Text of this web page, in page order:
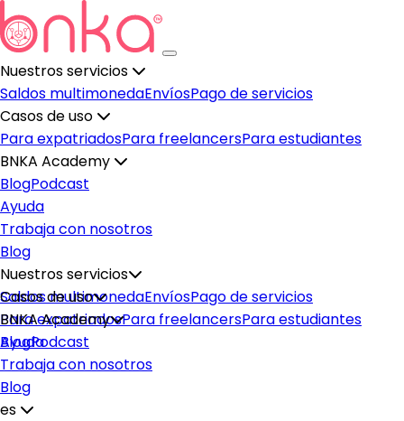
Nuestros servicios
Saldos multimonedaEnvíosPago de servicios
Casos de uso
Para expatriadosPara freelancersPara estudiantes
BNKA Academy
BlogPodcast
Ayuda
Trabaja con nosotros
Blog
Nuestros servicios
Saldos multimonedaEnvíosPago de servicios
Casos de uso
Para expatriadosPara freelancersPara estudiantes
BNKA Academy
BlogPodcast
Ayuda
Trabaja con nosotros
Blog
es